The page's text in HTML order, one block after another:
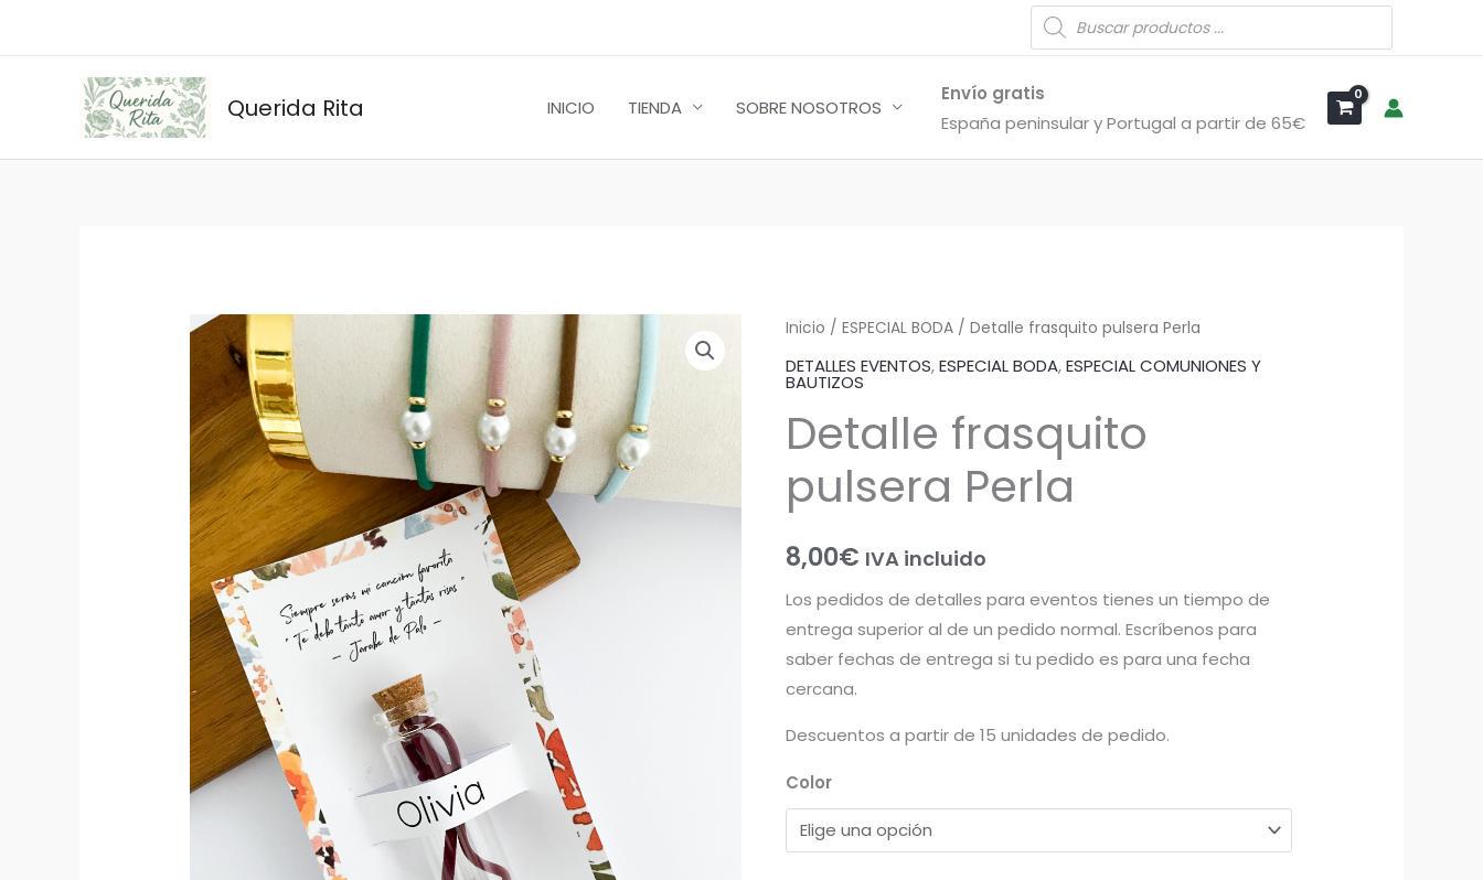
Búsqueda
de
productos
Querida Rita INICIO TIENDA SOBRE NOSOTROS
Envío gratis
España peninsular y Portugal a partir de 65€
Inicio / ESPECIAL BODA / Detalle frasquito pulsera Perla
DETALLES EVENTOS,ESPECIAL BODA,ESPECIAL COMUNIONES Y
BAUTIZOS
Detalle frasquito
pulsera Perla
8,00€ IVA incluido
Los pedidos de detalles para eventos tienes un tiempo de
entrega superior al de un pedido normal. Escríbenos para
saber fechas de entrega si tu pedido es para una fecha
cercana.
Descuentos a partir de 15 unidades de pedido.
Color
Detalle
frasquito
pulsera
Perla
cantidad